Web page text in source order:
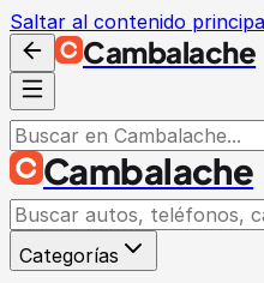
Saltar al contenido
Cambalache
Cambalache
Categorías